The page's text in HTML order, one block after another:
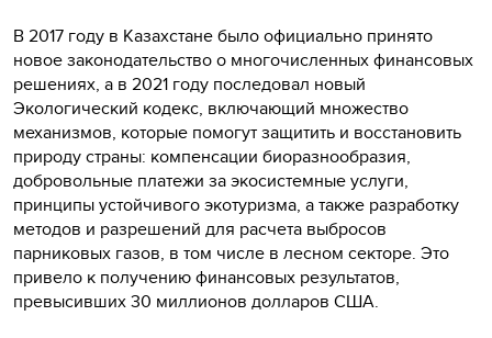
В 2017 году в Казахстане было официально принято
новое законодательство о многочисленных финансовых
решениях, а в 2021 году последовал новый
Экологический кодекс, включающий множество
механизмов, которые помогут защитить и восстановить
природу страны: компенсации биоразнообразия,
добровольные платежи за экосистемные услуги,
принципы устойчивого экотуризма, а также разработку
методов и разрешений для расчета выбросов
парниковых газов, в том числе в лесном секторе. Это
привело к получению финансовых результатов,
превысивших 30 миллионов долларов США.